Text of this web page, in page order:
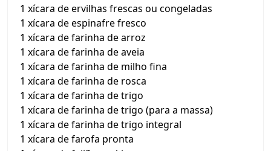
1 xícara de ervilhas frescas ou congeladas
1 xícara de espinafre fresco
1 xícara de farinha de arroz
1 xícara de farinha de aveia
1 xícara de farinha de milho fina
1 xícara de farinha de rosca
1 xícara de farinha de trigo
1 xícara de farinha de trigo (para a massa)
1 xícara de farinha de trigo integral
1 xícara de farofa pronta